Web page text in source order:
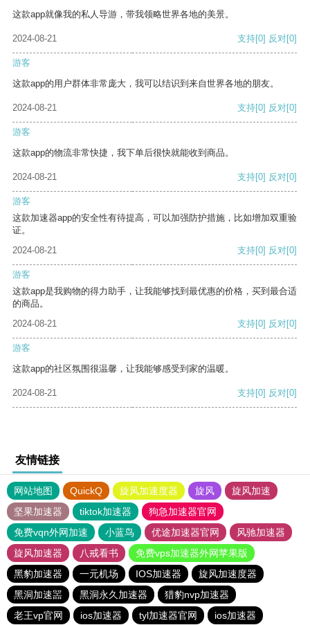
这款app就像我的私人导游，带我领略世界各地的美景。
2024-08-21 支持[0] 反对[0]
游客
这款app的用户群体非常庞大，我可以结识到来自世界各地的朋友。
2024-08-21 支持[0] 反对[0]
游客
这款app的物流非常快捷，我下单后很快就能收到商品。
2024-08-21 支持[0] 反对[0]
游客
这款加速器app的安全性有待提高，可以加强防护措施，比如增加双重验
证。
2024-08-21
支持[0] 反对[0]
游客
这款app是我购物的得力助手，让我能够找到最优惠的价格，买到最合适
的商品。
2024-08-21
支持[0] 反对[0]
游客
这款app的社区氛围很温馨，让我能够感受到家的温暖。
2024-08-21 支持[0] 反对[0]
友情链接
网站地图 QuickQ 旋风加速度器 旋风
旋风加速
坚果加速器
tiktok加速器
狗急加速器官网
免费vqn外网加速
小蓝鸟 优途加速器官网
风驰加速器
旋风加速器
八戒看书
免费vps加速器外网苹果版
黑豹加速器
一元机场 IOS加速器
旋风加速度器
黑洞加速噐
黑洞永久加速器
猎豹nvp加速器
老王vp官网
ios加速器 tyl加速器官网 ios加速器